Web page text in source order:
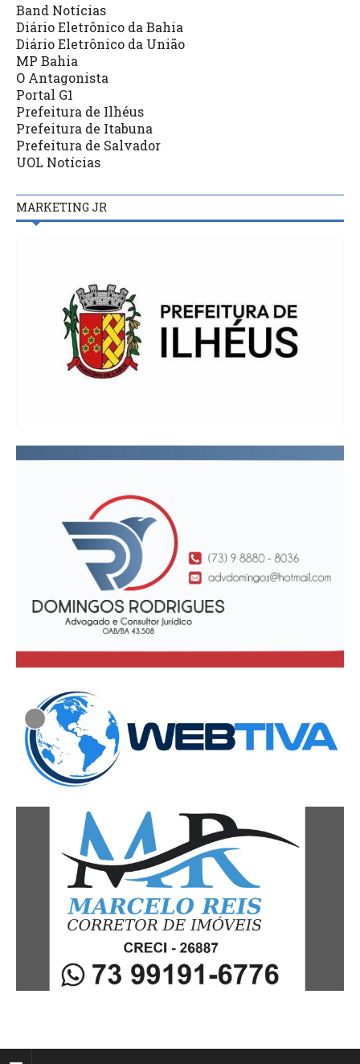
Band Notícias
Diário Eletrônico da Bahia
Diário Eletrônico da União
MP Bahia
O Antagonista
Portal G1
Prefeitura de Ilhéus
Prefeitura de Itabuna
Prefeitura de Salvador
UOL Notícias
MARKETING JR